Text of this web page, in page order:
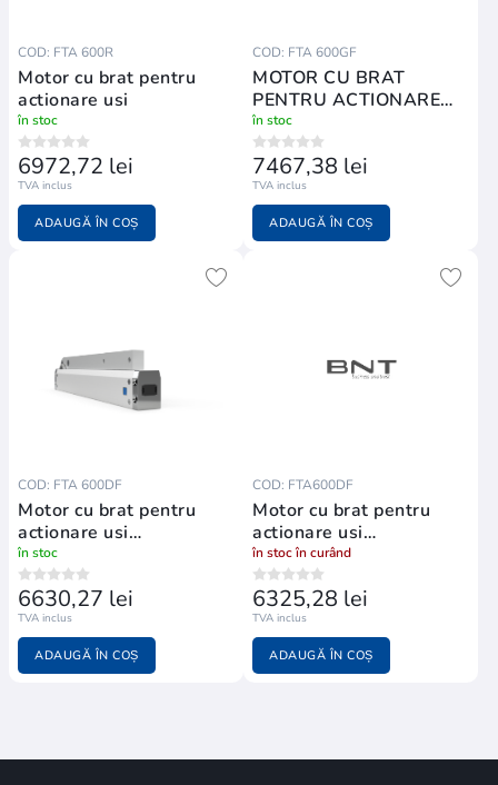
COD: FTA 600R
Motor cu brat pentru
actionare usi
în stoc
6972,72 lei
TVA inclus
ADAUGĂ ÎN COȘ
COD: FTA 600GF
MOTOR CU BRAT
PENTRU ACTIONARE
USI
în stoc
7467,38 lei
TVA inclus
ADAUGĂ ÎN COȘ
COD: FTA 600DF
Motor cu brat pentru
actionare usi
nepietonale
în stoc
6630,27 lei
TVA inclus
ADAUGĂ ÎN COȘ
COD: FTA600DF
Motor cu brat pentru
actionare usi
nepietonale
în stoc în curând
6325,28 lei
TVA inclus
ADAUGĂ ÎN COȘ